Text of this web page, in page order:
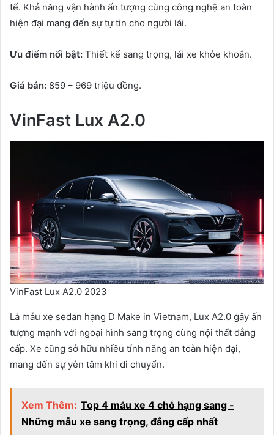
tế. Khả năng vận hành ấn tượng cùng công nghệ an toàn
hiện đại mang đến sự tự tin cho người lái.
Ưu điểm nổi bật: Thiết kế sang trọng, lái xe khỏe khoắn.
Giá bán: 859 – 969 triệu đồng.
VinFast Lux A2.0
VinFast Lux A2.0 2023
Là mẫu xe sedan hạng D Make in Vietnam, Lux A2.0 gây ấn
tượng mạnh với ngoại hình sang trọng cùng nội thất đẳng
cấp. Xe cũng sở hữu nhiều tính năng an toàn hiện đại,
mang đến sự yên tâm khi di chuyển.
Xem Thêm: Top 4 mẫu xe 4 chỗ hạng sang -
Những mẫu xe sang trọng, đẳng cấp nhất